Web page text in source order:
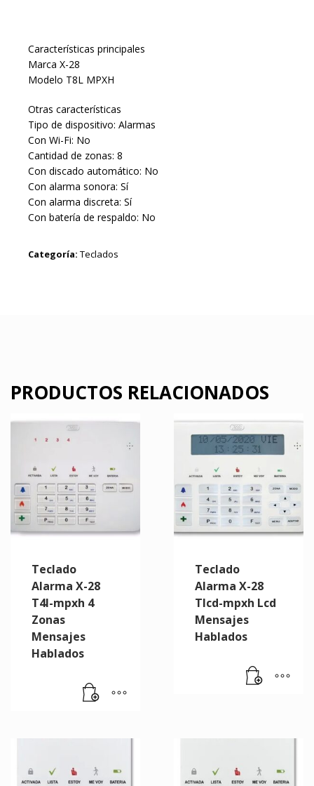
Características principales
Marca X-28
Modelo T8L MPXH
Otras características
Tipo de dispositivo: Alarmas
Con Wi-Fi: No
Cantidad de zonas: 8
Con discado automático: No
Con alarma sonora: Sí
Con alarma discreta: Sí
Con batería de respaldo: No
Categoría: Teclados
PRODUCTOS RELACIONADOS
Teclado
Alarma X-28
T4l-mpxh 4
Zonas
Mensajes
Hablados
Teclado
Alarma X-28
Tlcd-mpxh Lcd
Mensajes
Hablados